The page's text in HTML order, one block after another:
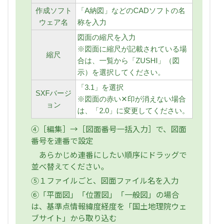
作成ソフト
ウェア名
「A納図」などのCADソフトの名
称を入力
縮尺
図面の縮尺を入力
※図面に縮尺が記載されている場
合は、一覧から「ZUSHI」（図
示）を選択してください。
SXFバージ
ョン
「3.1」を選択
※図面の赤い✕印が消えない場合
は、「2.0」に変更してください。
④［編集］→［図面番号一括入力］で、図面
番号を連番で設定
あらかじめ連番にしたい順序にドラッグで
並べ替えてください。
⑤１ファイルごと、図面ファイル名を入力
⑥「平面図」「位置図」「一般図」の場合
は、基準点情報緯度経度を「国土地理院ウェ
ブサイト」から取り込む